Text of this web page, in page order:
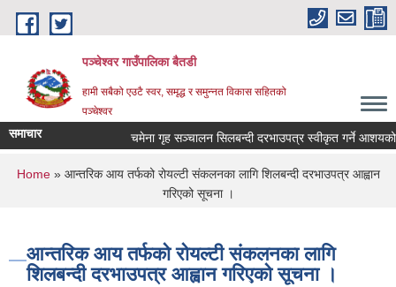
Skip to main content
पञ्चेश्वर गाउँपालिका बैतडी
हामी सबैको एउटै स्वर, समृद्ध र समुन्नत विकास सहितको
पञ्चेश्वर
समाचार चमेना गृह सञ्‍चालन सिलबन्दी दरभाउपत्र स्वीकृत गर्ने
You are here
Home» आन्तरिक आय तर्फको रोयल्टी संकलनका लागि शिलबन्दी दरभाउपत्र आह्वान
गरिएको सूचना ।
आन्तरिक आय तर्फको रोयल्टी संकलनका लागि
शिलबन्दी दरभाउपत्र आह्वान गरिएको सूचना ।